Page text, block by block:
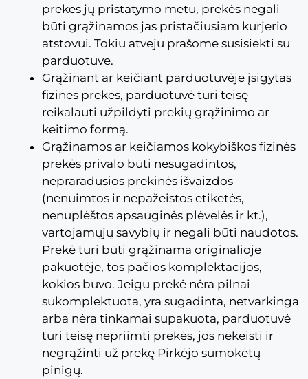
prekes jų pristatymo metu, prekės negali
būti grąžinamos jas pristačiusiam kurjerio
atstovui. Tokiu atveju prašome susisiekti su
parduotuve.
Grąžinant ar keičiant parduotuvėje įsigytas
fizines prekes, parduotuvė turi teisę
reikalauti užpildyti prekių grąžinimo ar
keitimo formą.
Grąžinamos ar keičiamos kokybiškos fizinės
prekės privalo būti nesugadintos,
nepraradusios prekinės išvaizdos
(nenuimtos ir nepažeistos etiketės,
nenuplėštos apsauginės plėvelės ir kt.),
vartojamųjų savybių ir negali būti naudotos.
Prekė turi būti grąžinama originalioje
pakuotėje, tos pačios komplektacijos,
kokios buvo. Jeigu prekė nėra pilnai
sukomplektuota, yra sugadinta, netvarkinga
arba nėra tinkamai supakuota, parduotuvė
turi teisę nepriimti prekės, jos nekeisti ir
negrąžinti už prekę Pirkėjo sumokėtų
pinigų.